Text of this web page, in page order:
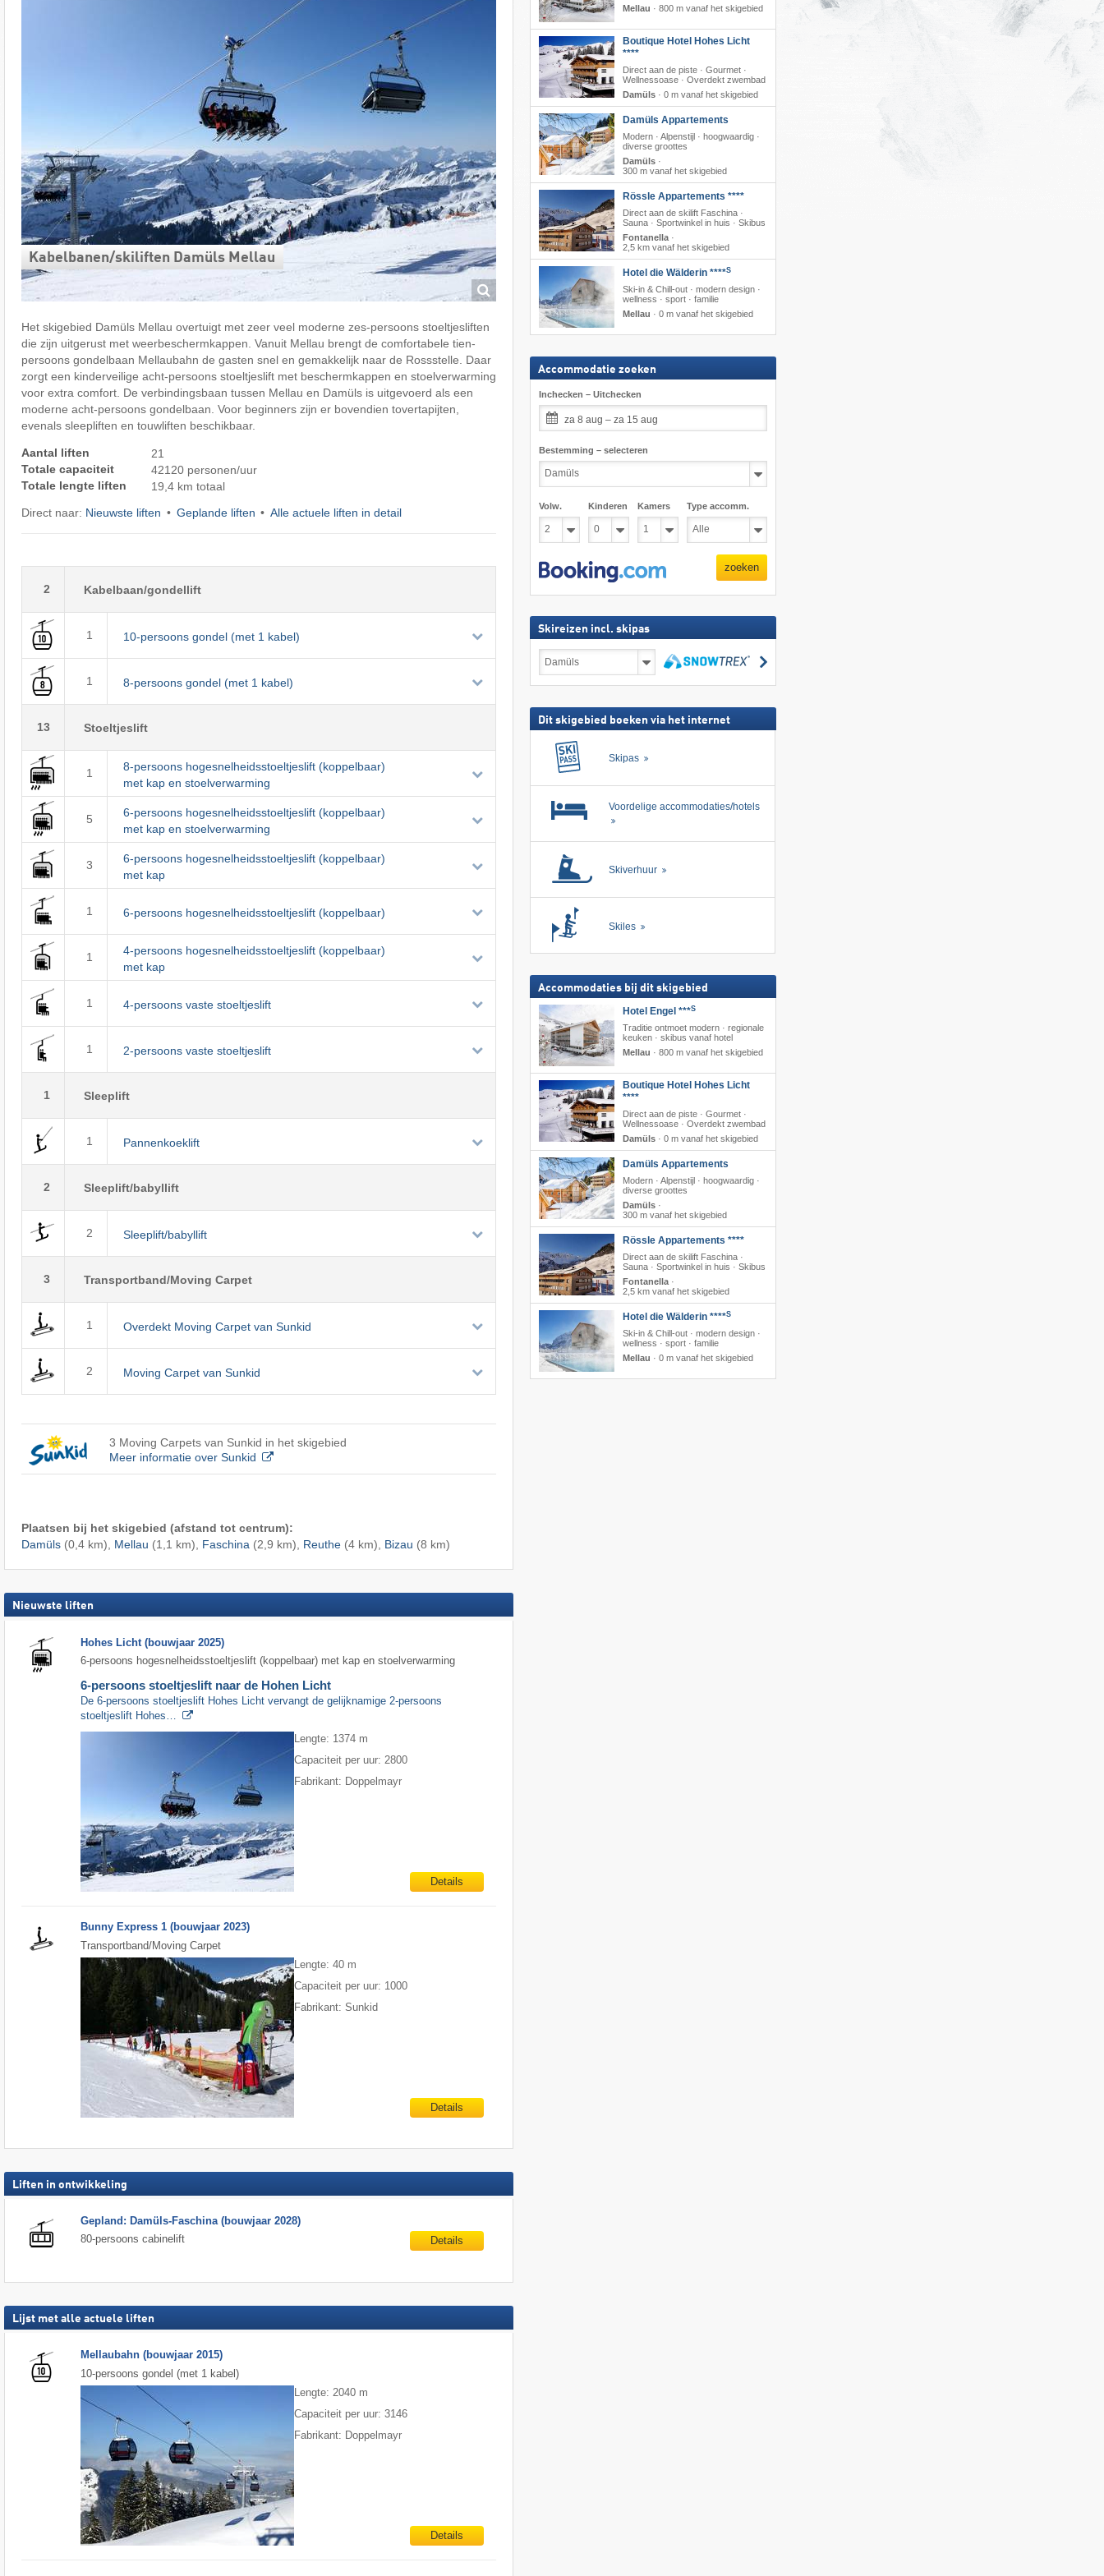
Kabelbanen/​skiliften Damüls Mellau
Het skigebied Damüls Mellau overtuigt met zeer veel moderne zes-persoons stoeltjesliften
die zijn uitgerust met weerbeschermkappen. Vanuit Mellau brengt de comfortabele tien-
persoons gondelbaan Mellaubahn de gasten snel en gemakkelijk naar de Rossstelle. Daar
zorgt een kinderveilige acht-persoons stoeltjeslift met beschermkappen en stoelverwarming
voor extra comfort. De verbindingsbaan tussen Mellau en Damüls is uitgevoerd als een
moderne acht-persoons gondelbaan. Voor beginners zijn er bovendien tovertapijten,
evenals sleepliften en touwliften beschikbaar.
Aantal liften
21
Totale capaciteit
42120 personen/uur
Totale lengte liften
19,4 km totaal
Direct naar: Nieuwste liften Geplande liften Alle actuele liften in detail
2 Kabelbaan/gondellift
1 10-persoons gondel (met 1 kabel)
1 8-persoons gondel (met 1 kabel)
13 Stoeltjeslift
1
8-persoons hogesnelheidsstoeltjeslift (koppelbaar)
met kap en stoelverwarming
5
6-persoons hogesnelheidsstoeltjeslift (koppelbaar)
met kap en stoelverwarming
3
6-persoons hogesnelheidsstoeltjeslift (koppelbaar)
met kap
1 6-persoons hogesnelheidsstoeltjeslift (koppelbaar)
1
4-persoons hogesnelheidsstoeltjeslift (koppelbaar)
met kap
1 4-persoons vaste stoeltjeslift
1 2-persoons vaste stoeltjeslift
1 Sleeplift
1 Pannenkoeklift
2 Sleeplift/babyllift
2 Sleeplift/babyllift
3 Transportband/Moving Carpet
1 Overdekt Moving Carpet van Sunkid
2 Moving Carpet van Sunkid
3 Moving Carpets van Sunkid in het skigebied
Meer informatie over Sunkid
Plaatsen bij het skigebied (afstand tot centrum):
Damüls(0,4 km), Mellau (1,1 km), Faschina(2,9 km), Reuthe(4 km), Bizau (8 km)
Nieuwste liften
Hohes Licht (bouwjaar 2025)
6-persoons hogesnelheidsstoeltjeslift (koppelbaar) met kap en stoelverwarming
6-persoons stoeltjeslift naar de Hohen Licht
De 6-persoons stoeltjeslift Hohes Licht vervangt de gelijknamige 2-persoons
stoeltjeslift Hohes…
Lengte: 1374 m
Capaciteit per uur: 2800
Fabrikant: Doppelmayr
Details
Bunny Express 1 (bouwjaar 2023)
Transportband/Moving Carpet
Lengte: 40 m
Capaciteit per uur: 1000
Fabrikant: Sunkid
Details
Liften in ontwikkeling
Gepland: Damüls-Faschina (bouwjaar 2028)
80-persoons cabinelift
Details
Lijst met alle actuele liften
Mellaubahn (bouwjaar 2015)
10-persoons gondel (met 1 kabel)
Lengte: 2040 m
Capaciteit per uur: 3146
Fabrikant: Doppelmayr
Details
Mellau · 800 m vanaf het skigebied
Boutique Hotel Hohes Licht
****
Direct aan de piste · Gourmet ·
Wellnessoase · Overdekt zwembad
Damüls· 0 m vanaf het skigebied
Damüls Appartements
Modern · Alpenstijl · hoogwaardig ·
diverse groottes
Damüls·
300 m vanaf het skigebied
Rössle Appartements ****
Direct aan de skilift Faschina ·
Sauna · Sportwinkel in huis · Skibus
Fontanella ·
2,5 km vanaf het skigebied
Hotel die Wälderin ****S
Ski-in & Chill-out · modern design ·
wellness · sport · familie
Mellau · 0 m vanaf het skigebied
Accommodatie zoeken
Inchecken – Uitchecken
za 8 aug – za 15 aug
Bestemming – selecteren
Volw. Kinderen Kamers Type accomm.
zoeken
Skireizen incl. skipas
incl.
zoeken
Dit skigebied boeken via het internet
Skipas
Voordelige accommodaties/hotels
Skiverhuur
Skiles
Accommodaties bij dit skigebied
Hotel Engel ***S
Traditie ontmoet modern · regionale
keuken · skibus vanaf hotel
Mellau · 800 m vanaf het skigebied
Boutique Hotel Hohes Licht
****
Direct aan de piste · Gourmet ·
Wellnessoase · Overdekt zwembad
Damüls· 0 m vanaf het skigebied
Damüls Appartements
Modern · Alpenstijl · hoogwaardig ·
diverse groottes
Damüls·
300 m vanaf het skigebied
Rössle Appartements ****
Direct aan de skilift Faschina ·
Sauna · Sportwinkel in huis · Skibus
Fontanella ·
2,5 km vanaf het skigebied
Hotel die Wälderin ****S
Ski-in & Chill-out · modern design ·
wellness · sport · familie
Mellau · 0 m vanaf het skigebied